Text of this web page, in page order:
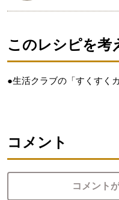
このレシピを考
●生活クラブの「すくすく
コメント
コメント